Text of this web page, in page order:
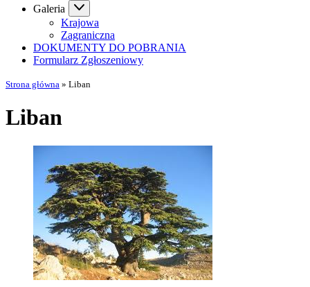
Galeria
Krajowa
Zagraniczna
DOKUMENTY DO POBRANIA
Formularz Zgłoszeniowy
Strona główna » Liban
Liban